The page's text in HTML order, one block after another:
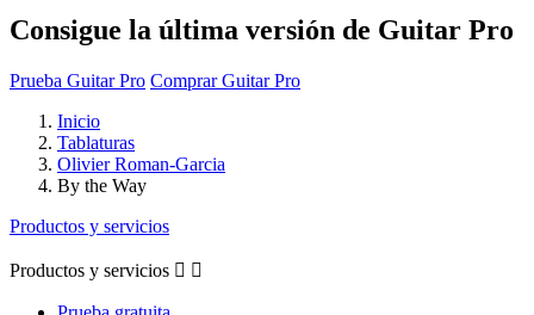
Consigue la última versión de Guitar Pro
Prueba Guitar Pro Comprar Guitar Pro
Inicio
Tablaturas
Olivier Roman-Garcia
By the Way
Productos y servicios
Productos y servicios  